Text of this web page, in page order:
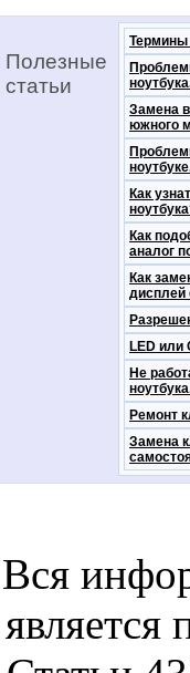
Полезные
статьи
Термины
Замена
южного
Как
Как
аналог
Как
дисплей
LED или
Не
Ремонт
Замена
Вся